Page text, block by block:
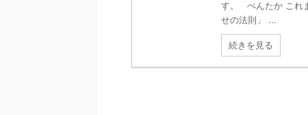
す。 ぺんたか これ
せの法則」 ...
続きを見る